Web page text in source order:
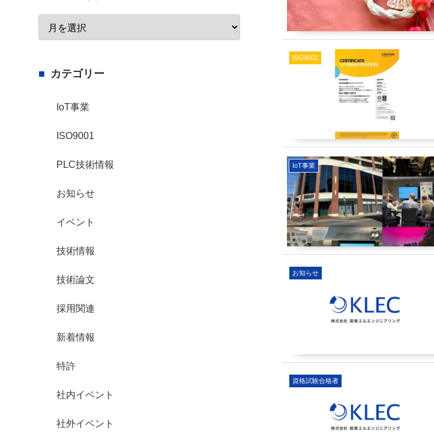
ISO9001
IoT事業
お知らせ
資格試験合格者
カテゴリー
IoT事業
ISO9001
PLC技術情報
お知らせ
イベント
技術情報
技術論文
採用関連
新着情報
特許
社内イベント
社外イベント